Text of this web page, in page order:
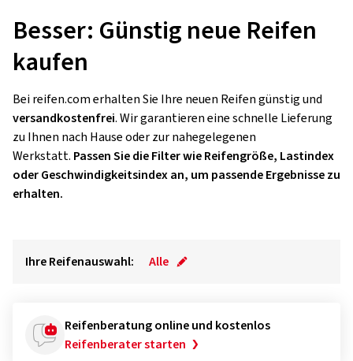
Besser: Günstig neue Reifen
kaufen
Bei reifen.com erhalten Sie Ihre neuen Reifen günstig und
versandkostenfrei. Wir garantieren eine schnelle Lieferung
zu Ihnen nach Hause oder zur nahegelegenen
Werkstatt. Passen Sie die Filter wie Reifengröße, Lastindex
oder Geschwindigkeitsindex an, um passende Ergebnisse zu
erhalten.
Ihre Reifenauswahl: Alle
Reifenberatung online und kostenlos
Reifenberater starten